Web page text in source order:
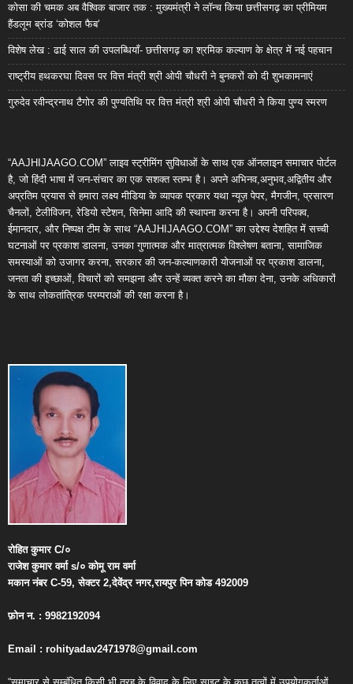
कोसा की चमक अब वैश्विक बाजार तक : मुख्यमंत्री ने लॉन्च किया छत्तीसगढ़ का प्रीमियम
हैंडलूम ब्रांड ‘कोशल फैब’
विशेष लेख : ढाई साल की उपलब्धियाँ- छत्तीसगढ़ का श्रमिक कल्याण के क्षेत्र में नई पहचान
राष्ट्रीय हथकरघा दिवस पर वित्त मंत्री श्री ओपी चौधरी ने बुनकरों को दी शुभकामनाएं
गुरुदेव रवीन्द्रनाथ टैगोर की पुण्यतिथि पर वित्त मंत्री श्री ओपी चौधरी ने किया पुण्य स्मरण
“AAJHIJAAGO.COM” लाइव स्ट्रीमिंग सुविधाओं के साथ एक ऑनलाइन समाचार पोर्टल
है, जो हिंदी भाषा में जन-संचार का एक सशक्त स्तम्भ है। अपने अभिनव,अनुभव,अद्वितीय और
अप्रतिम प्रयास से हमारा लक्ष्य मीडिया के व्यापक प्रकार यथा न्यूज़ पेपर, मैगजीन, प्रसारण
चैनलों, टेलीविजन, रेडियो स्टेशन, सिनेमा आदि की स्थापना करना है। अपनी परिपक्व,
ईमानदार, और निष्पक्ष टीम के साथ “AAJHIJAAGO.COM” का उद्देश्य देशहित में सच्ची
घटनाओं पर प्रकाश डालना, उनका गुणात्मक और मात्रात्मक विश्लेषण बताना, सामाजिक
समस्याओं को उजागर करना, सरकार की जन-कल्याणकारी योजनाओं पर प्रकाश डालना,
जनता की इच्छाओं, विचारों को समझना और उन्हें व्यक्त करने का मौका देना, उनके अधिकारों
के साथ लोकतांत्रिक परम्पराओं की रक्षा करना है।
रोहित कुमारC/०
राजेश कुमार वर्माs/० कोमू राम वर्मा
मकान नंबरC-59,सेक्टर2,देवेंद्र नगर,रायपुर पिन कोड492009
फ़ोन न. : 9982192094
Email : rohityadav2471978@gmail.com